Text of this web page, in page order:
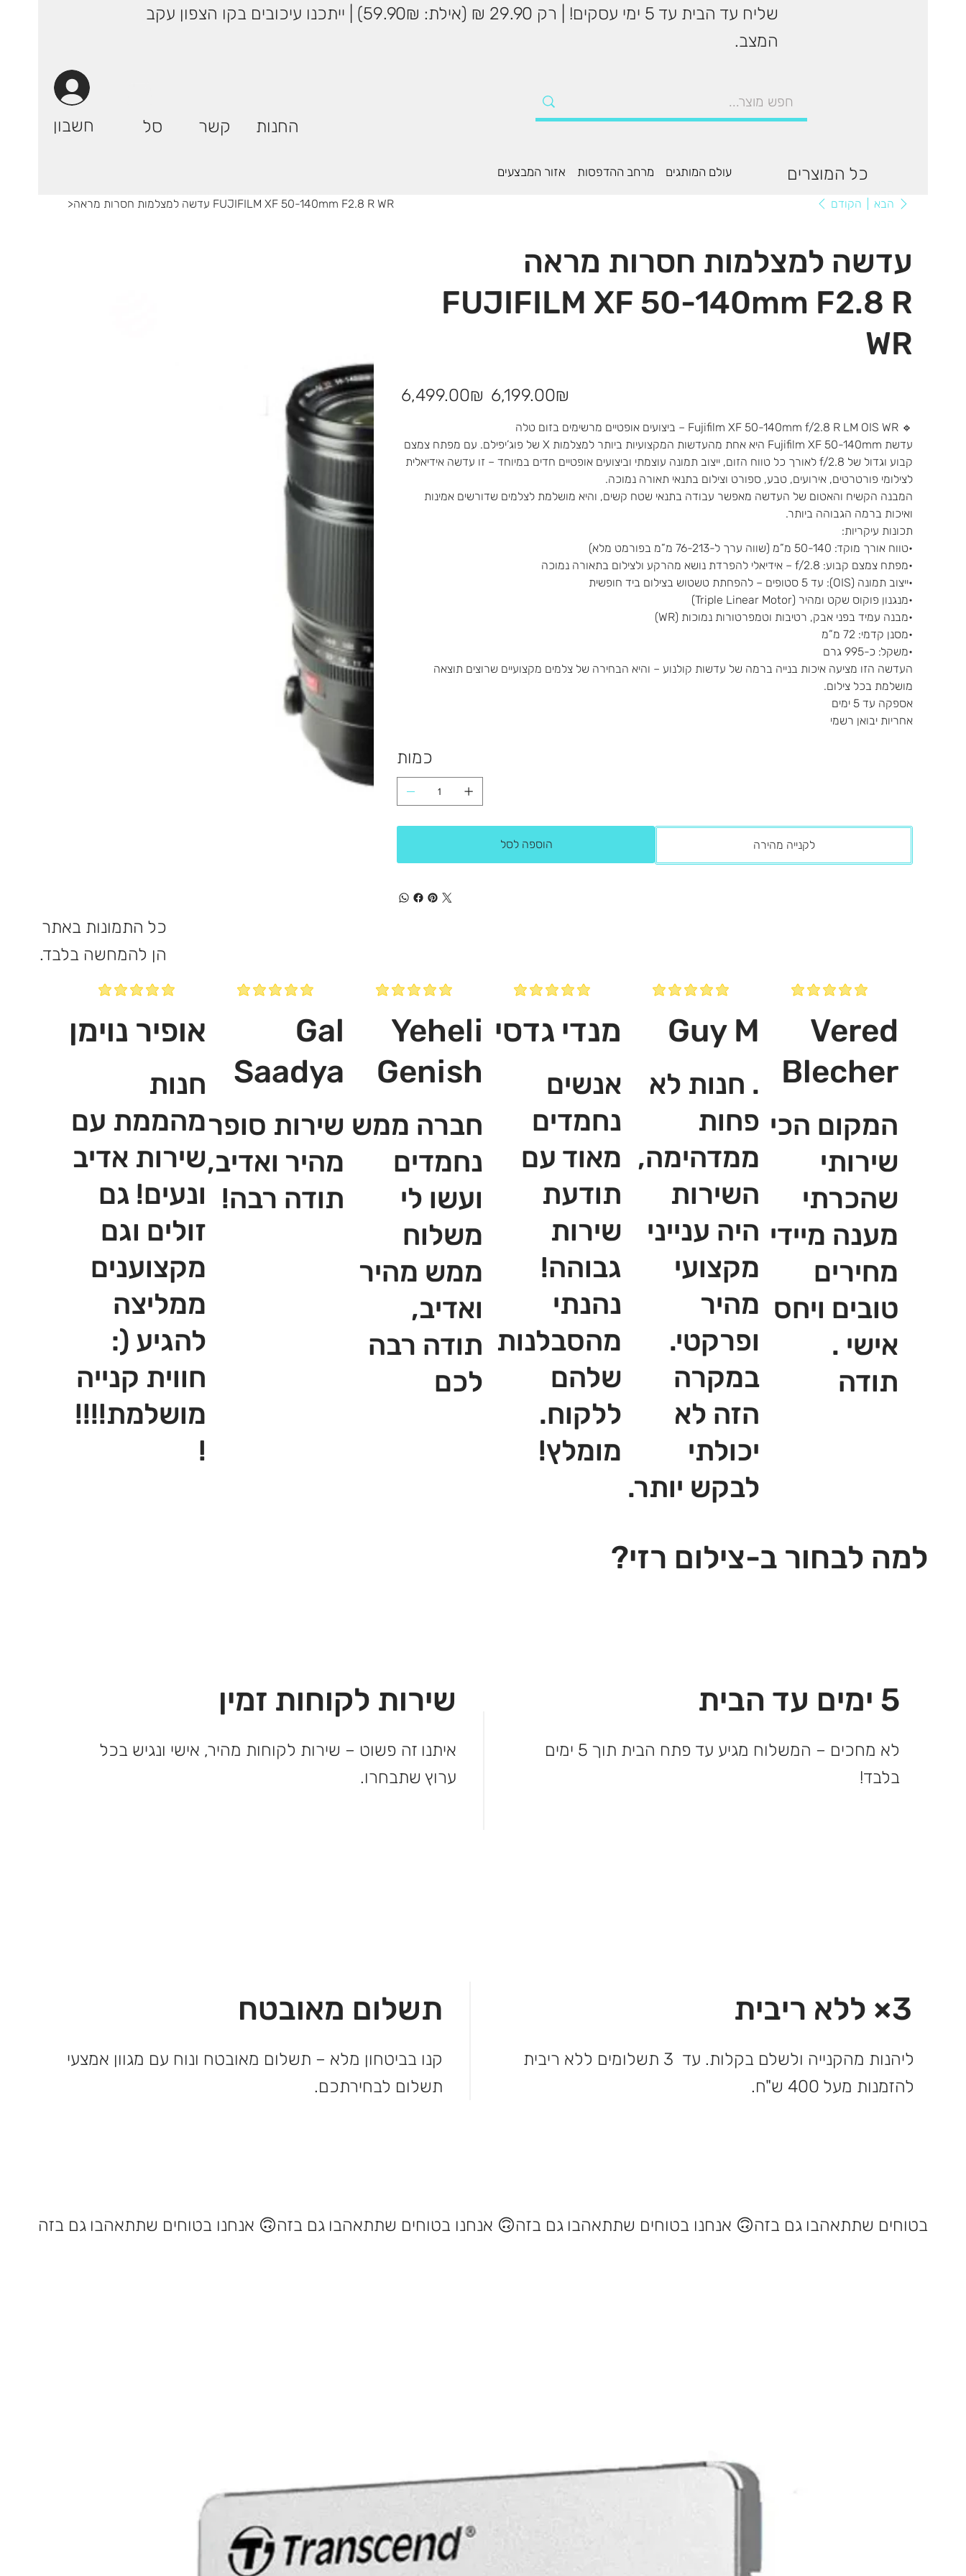
שליח עד הבית עד 5 ימי עסקים! | רק 29.90 ₪ (אילת: 59.90₪) | ייתכנו עיכובים בקו הצפון עקב
המצב.
חשבון סל קשר החנות
עולם המותגים מרחב ההדפסות אזור המבצעים כל המוצרים
> עדשה למצלמות חסרות מראה FUJIFILM XF 50-140mm F2.8 R WR הקודם הבא
עדשה למצלמות חסרות מראה
FUJIFILM XF 50-140mm F2.8 R
WR
מקורי
‏6,499.00 ‏₪
מבצע
‏6,199.00 ‏₪
🔹 Fujifilm XF 50-140mm f/2.8 R LM OIS WR – ביצועים אופטיים מרשימים בזום טלה
עדשת Fujifilm XF 50-140mm היא אחת מהעדשות המקצועיות ביותר למצלמות X של פוג’יפילם. עם מפתח צמצם
קבוע וגדול של f/2.8 לאורך כל טווח הזום, ייצוב תמונה עוצמתי וביצועים אופטיים חדים במיוחד – זו עדשה אידיאלית
לצילומי פורטרטים, אירועים, טבע, ספורט וצילום בתנאי תאורה נמוכה.
המבנה הקשיח והאטום של העדשה מאפשר עבודה בתנאי שטח קשים, והיא מושלמת לצלמים שדורשים אמינות
ואיכות ברמה הגבוהה ביותר.
תכונות עיקריות:
•טווח אורך מוקד: 50-140 מ”מ (שווה ערך ל-76-213 מ”מ בפורמט מלא)
•מפתח צמצם קבוע: f/2.8 – אידיאלי להפרדת נושא מהרקע ולצילום בתאורה נמוכה
•ייצוב תמונה (OIS): עד 5 סטופים – להפחתת טשטוש בצילום ביד חופשית
•מנגנון פוקוס שקט ומהיר (Triple Linear Motor)
•מבנה עמיד בפני אבק, רטיבות וטמפרטורות נמוכות (WR)
•מסנן קדמי: 72 מ”מ
•משקל: כ-995 גרם
העדשה הזו מציעה איכות בנייה ברמה של עדשות קולנוע – והיא הבחירה של צלמים מקצועיים שרוצים תוצאה
מושלמת בכל צילום.
אספקה עד 5 ימים
אחריות יבואן רשמי
כמות
הוספה לסל לקנייה מהירה
כל התמונות באתר
הן להמחשה בלבד.
אופיר נוימן
חנות
מהממת עם
שירות אדיב
ונעים! גם
זולים וגם
מקצוענים
ממליצה
להגיע (:
חווית קנייה
מושלמת!!!!
!‎
Gal
Saadya
שירות סופר
מהיר ואדיב,
תודה רבה!
Yeheli
Genish
חברה ממש
נחמדים
ועשו לי
משלוח
ממש מהיר
ואדיב,
תודה רבה
לכם
מנדי גדסי
אנשים
נחמדים
מאוד עם
תודעת
שירות
גבוהה!
נהנתי
מהסבלנות
שלהם
ללקוח.
מומלץ!
Guy M
. חנות לא
פחות
ממדהימה,
השירות
היה ענייני
מקצועי
מהיר
ופרקטי.
במקרה
הזה לא
יכולתי
לבקש יותר.
Vered
Blecher
המקום הכי
שירותי
שהכרתי
מענה מיידי
מחירים
טובים ויחס
אישי .
תודה
למה לבחור ב-צילום רזי?
שירות לקוחות זמין
איתנו זה פשוט – שירות לקוחות מהיר, אישי ונגיש בכל
ערוץ שתבחרו.
5 ימים עד הבית
לא מחכים – המשלוח מגיע עד פתח הבית תוך 5 ימים
בלבד!
תשלום מאובטח
קנו בביטחון מלא – תשלום מאובטח ונוח עם מגוון אמצעי
תשלום לבחירתכם.
3× ללא ריבית
ליהנות מהקנייה ולשלם בקלות. עד 3 תשלומים ללא ריבית
להזמנות מעל 400 ש"ח.
אנחנו בטוחים שתתאהבו גם בזה 🙃